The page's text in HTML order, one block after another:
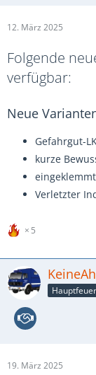
12. März 2025
Folgende
verfügbar:
Neue
Gefahrgut-
kurze
Verletzter
5
19. März 2025